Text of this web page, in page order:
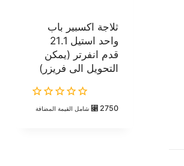
ثلاجة اكسبير باب
واحد استيل 21.1
قدم انفرتر (يمكن
التحويل الى فريزر)
⃁ 2750 شامل القيمة المضافة